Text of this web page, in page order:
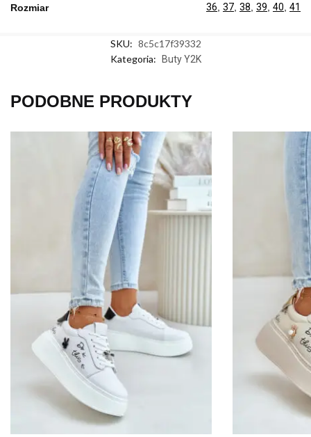
Rozmiar 36 37 38 39 40 41
SKU: 8c5c17f39332
Kategoria:
Buty Y2K
PODOBNE PRODUKTY